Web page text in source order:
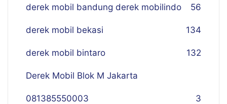
derek mobil bandung derek mobilindo 56
derek mobil bekasi 134
derek mobil bintaro 132
Derek Mobil Blok M Jakarta
081385550003 3